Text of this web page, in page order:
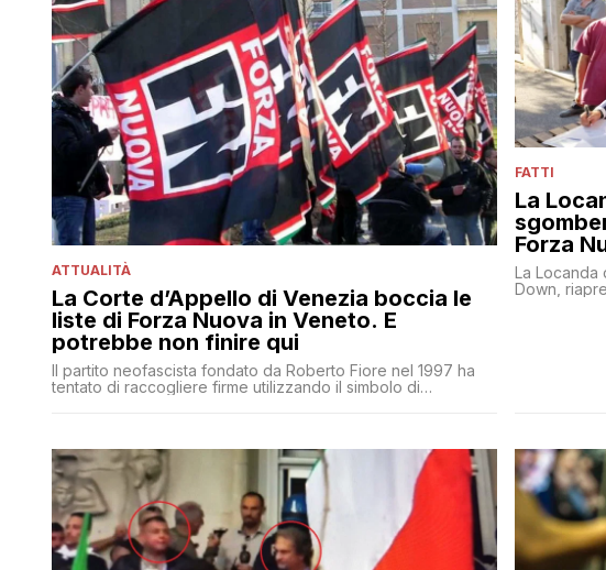
ATTUALITÀ
La Corte d’Appello di Venezia boccia le
liste di Forza Nuova in Veneto. E
potrebbe non finire qui
Il partito neofascista fondato da Roberto Fiore nel 1997 ha
tentato di raccogliere firme utilizzando il simbolo di
FATTI
La
Forza
La
Down,